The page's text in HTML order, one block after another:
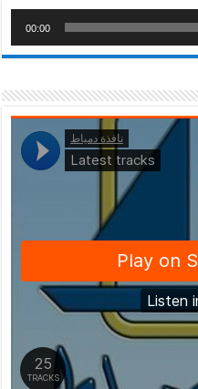
00:00